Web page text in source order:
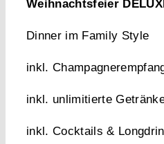
Weihnachtsfeier
Dinner im Family Style
inkl.
inkl. unlimitierte
inkl. Cocktails &